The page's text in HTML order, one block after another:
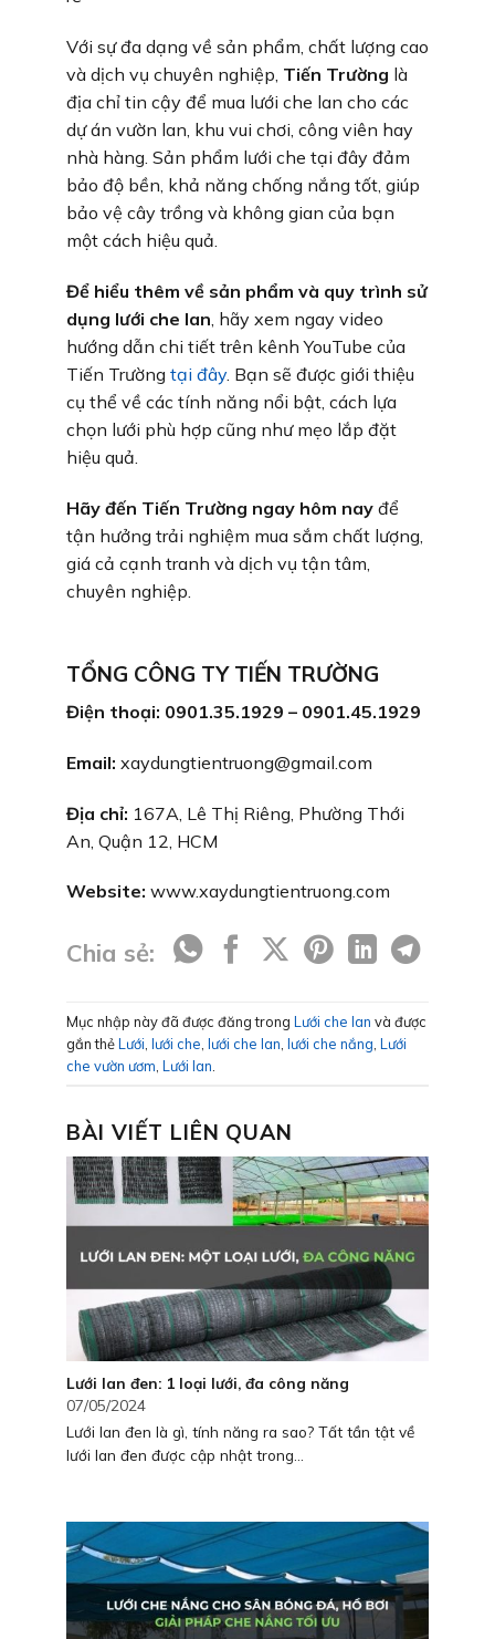
Với sự đa dạng về sản phẩm, chất lượng cao
và dịch vụ chuyên nghiệp, Tiến Trường là
địa chỉ tin cậy để mua lưới che lan cho các
dự án vườn lan, khu vui chơi, công viên hay
nhà hàng. Sản phẩm lưới che tại đây đảm
bảo độ bền, khả năng chống nắng tốt, giúp
bảo vệ cây trồng và không gian của bạn
một cách hiệu quả.
Để hiểu thêm về sản phẩm và quy trình sử
dụng lưới che lan , hãy xem ngay video
hướng dẫn chi tiết trên kênh YouTube của
Tiến Trường tại đây. Bạn sẽ được giới thiệu
cụ thể về các tính năng nổi bật, cách lựa
chọn lưới phù hợp cũng như mẹo lắp đặt
hiệu quả.
Hãy đến Tiến Trường ngay hôm nay để
tận hưởng trải nghiệm mua sắm chất lượng,
giá cả cạnh tranh và dịch vụ tận tâm,
chuyên nghiệp.
TỔNG CÔNG TY TIẾN TRƯỜNG
Điện thoại: 0901.35.1929 – 0901.45.1929
Email: xaydungtientruong@gmail.com
Địa chỉ: 167A, Lê Thị Riêng, Phường Thới
An, Quận 12, HCM
Website: www.xaydungtientruong.com
Chia sẻ:
Mục nhập này đã được đăng trong Lưới che lan và được
gắn thẻLưới lưới che lưới che lan lưới che nắng Lưới
che vườn ươm Lưới lan
BÀI VIẾT LIÊN QUAN
Lưới lan đen: 1 loại lưới, đa công năng
07/05/2024
Lưới lan đen là gì, tính năng ra sao? Tất tần tật về
lưới lan đen được cập nhật trong...